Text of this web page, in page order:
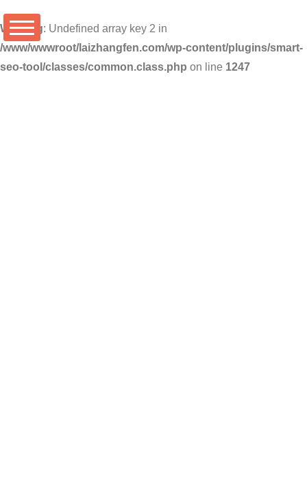
Warning: Undefined array key 2 in
/www/wwwroot/laizhangfen.com/wp-content/plugins/smart-
seo-tool/classes/common.class.php on line 1247